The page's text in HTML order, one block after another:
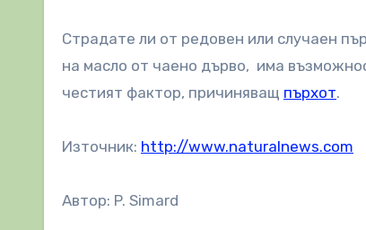
Страдате ли от редовен или случаен
на масло от чаено дърво, има
честият фактор, причиняващ пърхот.
Източник: http://www.naturalnews.com
Автор: P. Simard